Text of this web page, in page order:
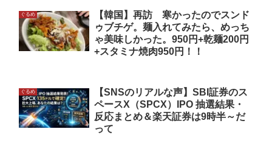
ぐるめ
【韓国】再訪 寒かったのでスンド
ゥブチゲ。麺入れてみたら、めっち
ゃ美味しかった。950円+乾麺200円
+スタミナ焼肉950円！！
ぐるめ
【SNSのリアルな声】SBI証券のス
ペースX（SPCX）IPO 抽選結果・
反応まとめ＆楽天証券は9時半～だ
って